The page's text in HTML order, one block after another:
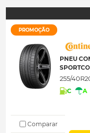
PROMOÇÃO
PNEU
255/
C A
Comparar